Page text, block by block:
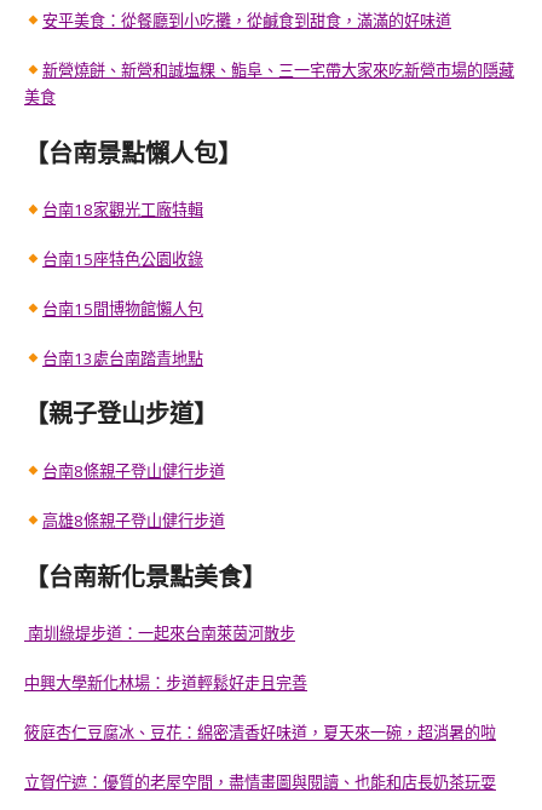
安平美食：從餐廳到小吃攤，從鹹食到甜食，滿滿的好味道
新營燒餅、新營和誠塩粿、鮨阜、三一宅帶大家來吃新營市場的隱藏
美食
【台南景點懶人包】
台南18家觀光工廠特輯
台南15座特色公園收錄
台南15間博物館懶人包
台南13處台南踏青地點
【親子登山步道】
台南8條親子登山健行步道
高雄8條親子登山健行步道
【台南新化景點美食】
南圳綠堤步道：一起來台南萊茵河散步
中興大學新化林場：步道輕鬆好走且完善
筱庭杏仁豆腐冰、豆花：綿密清香好味道，夏天來一碗，超消暑的啦
立賀佇遮：優質的老屋空間，盡情畫圖與閱讀、也能和店長奶茶玩耍